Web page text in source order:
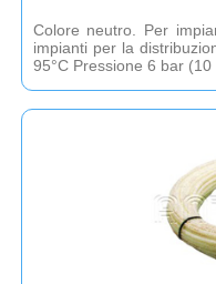
Colore neutro. Per
impianti per la
95°C Pressione 6 bar (10